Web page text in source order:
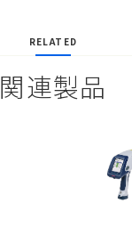
RELATED
関連製品